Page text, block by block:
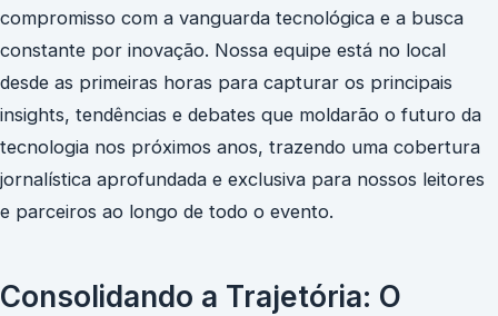
compromisso com a vanguarda tecnológica e a busca
constante por inovação. Nossa equipe está no local
desde as primeiras horas para capturar os principais
insights, tendências e debates que moldarão o futuro da
tecnologia nos próximos anos, trazendo uma cobertura
jornalística aprofundada e exclusiva para nossos leitores
e parceiros ao longo de todo o evento.
Consolidando a Trajetória: O